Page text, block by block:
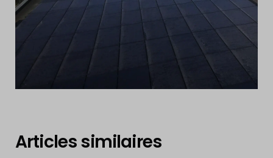
Articles similaires